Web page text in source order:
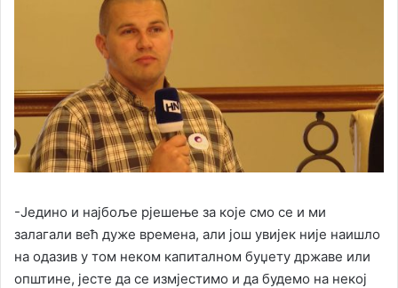
-Једино и најбоље рјешење за које смо се и ми
залагали већ дуже времена, али још увијек није наишло
на одазив у том неком капиталном буџету државе или
општине, јесте да се измјестимо и да будемо на некој